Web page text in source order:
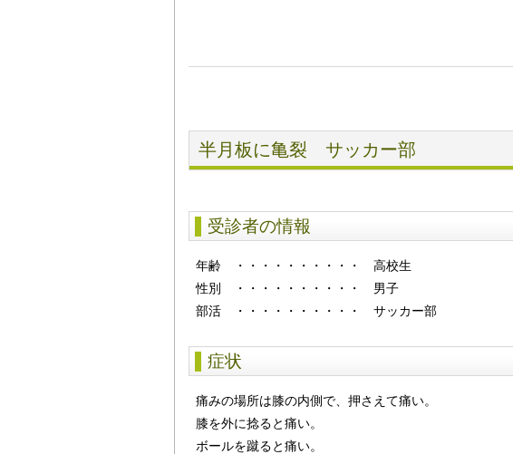
半月板に亀裂 サッカー部
受診者の情報
年齢 ・・・・・・・・・・
高校生
性別
・・・・・・・・・・
男子
部活 ・・・・・・・・・・ サッカー部
症状
痛みの場所は膝の内側で、押さえて痛い。
膝を外に捻ると痛い。
ボールを蹴ると痛い。